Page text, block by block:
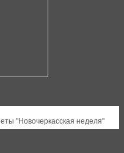
"Новочеркасская неделя"